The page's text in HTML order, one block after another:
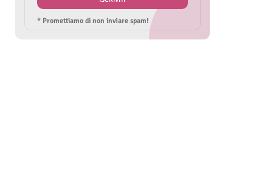
* Promettiamo di non inviare spam!